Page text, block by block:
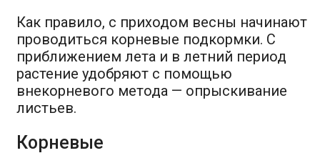
Как правило, с приходом весны начинают
проводиться корневые подкормки. С
приближением лета и в летний период
растение удобряют с помощью
внекорневого метода — опрыскивание
листьев.
Корневые